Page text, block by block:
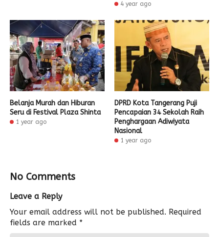
4 year ago
Belanja Murah dan Hiburan
Seru di Festival Plaza Shinta
1 year ago
DPRD Kota Tangerang Puji
Pencapaian 34 Sekolah Raih
Penghargaan Adiwiyata
Nasional
1 year ago
No Comments
Leave a Reply
Your email address will not be published. Required
fields are marked *